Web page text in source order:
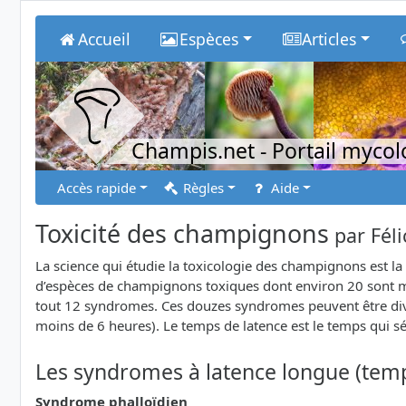
Accueil Espèces Articles
Champis.net- Portail
Accès rapide Règles Aide
Toxicité des champignons par
La science qui étudie la toxicologie des champignons est
d’espèces de champignons toxiques dont environ 20
tout 12 syndromes. Ces douzes syndromes peuvent être
moins de 6 heures). Le temps de latence est le temps qui
Les syndromes à latence longue
Syndrome phalloïdien